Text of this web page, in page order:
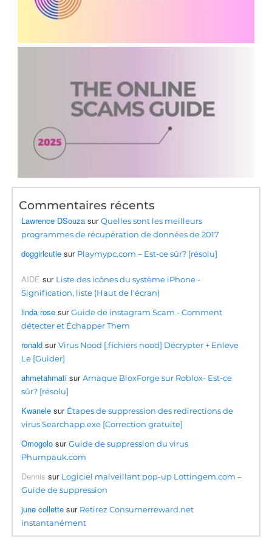
Commentaires récents
Lawrence DSouza surQuelles sont les meilleurs
programmes de récupération de données de 2017
doggirlcutie sur Playmypc.com – Est-ce sûr? [résolu]
AIDE sur Liste des icônes du système iPhone -
Signification, liste (Haut de l'écran)
linda rose surGuide de instagram Scam - Comment
détecter et Échapper Them
ronald surVirus Nood [.fichiers nood] Décrypter + Enleve
Le [Guider]
ahmetahmati surArnaque BloxForge sur Roblox- Est-ce
sûr? [résolu]
Kwanele sur Étapes de suppression des redirections de
virus Searchapp.exe [Correction gratuite]
Omogolo surGuide de suppression du virus
Phumpauk.com
Dennis sur Logiciel malveillant pop-up Lottingem.com –
Guide de suppression
june collette sur Retirez Consumerreward.net
instantanément